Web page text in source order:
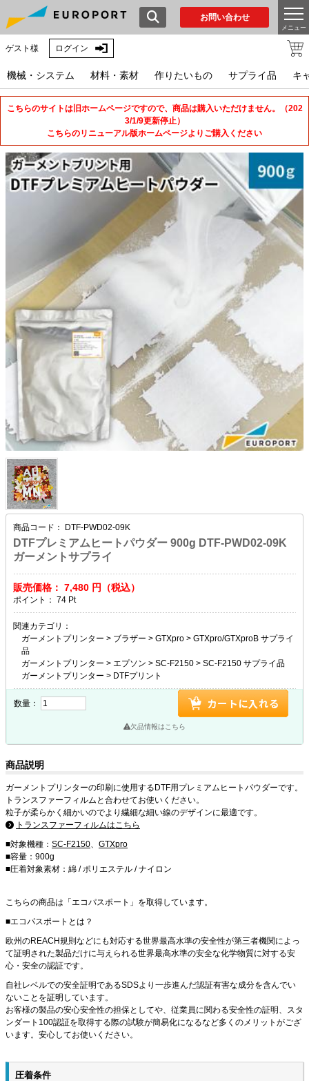
お問い合わせ
メニュー
ゲスト様 ログイン
機械・システム 材料・素材 作りたいもの サプライ品 キ
こちらのサイトは旧ホームページですので、商品は購入いただけません。（202
3/1/9更新停止）
こちらのリニューアル版ホームページよりご購入ください
商品コード： DTF-PWD02-09K
DTFプレミアムヒートパウダー 900g DTF-PWD02-09K
ガーメントサプライ
販売価格： 7,480 円（税込）
ポイント： 74 Pt
関連カテゴリ：
ガーメントプリンター > ブラザー > GTXpro > GTXpro/GTXproB サプライ
品
ガーメントプリンター > エプソン > SC-F2150 > SC-F2150 サプライ品
ガーメントプリンター > DTFプリント
数量：
欠品情報はこちら
商品説明
ガーメントプリンターの印刷に使用するDTF用プレミアムヒートパウダーです。
トランスファーフィルムと合わせてお使いください。
粒子が柔らかく細かいのでより繊細な細い線のデザインに最適です。
トランスファーフィルムはこちら
■対象機種： SC-F2150、 GTXpro
■容量：900g
■圧着対象素材：綿 / ポリエステル / ナイロン
こちらの商品は「エコパスポート」を取得しています。
■エコパスポートとは？
欧州のREACH規則などにも対応する世界最高水準の安全性が第三者機関によっ
て証明された製品だけに与えられる世界最高水準の安全な化学物質に対する安
心・安全の認証です。
自社レベルでの安全証明であるSDSより一歩進んだ認証有害な成分を含んでい
ないことを証明しています。
お客様の製品の安心安全性の担保としてや、従業員に関わる安全性の証明、スタ
ンダート100認証を取得する際の試験が簡易化になるなど多くのメリットがござ
います。安心してお使いください。
圧着条件